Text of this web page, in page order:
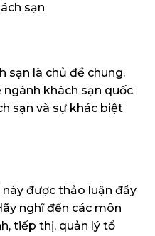
sạn
sạn là chủ đề chung.
ngành khách sạn quốc
sạn và sự khác biệt
được thảo luận đầy
nghĩ đến các môn
tiếp thị, quản lý tổ